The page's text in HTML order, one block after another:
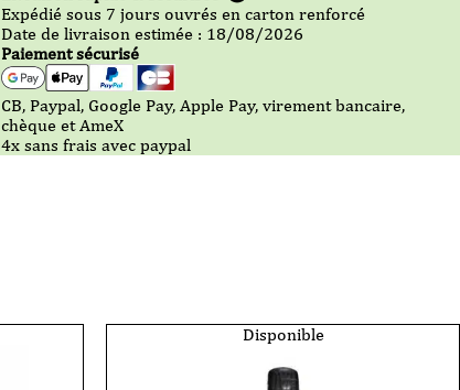
Expédié sous 7 jours ouvrés en carton renforcé
Date de livraison estimée : 18/08/2026
Paiement sécurisé
CB, Paypal, Google Pay, Apple Pay, virement bancaire,
chèque et AmeX
4x sans frais avec paypal
Disponible